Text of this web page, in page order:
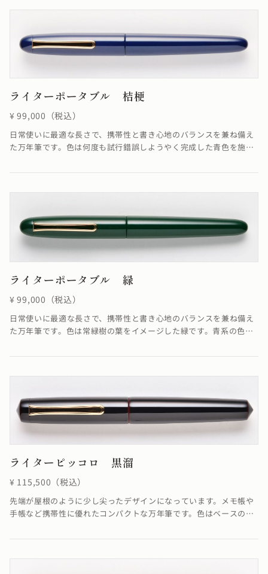
ライターポータブル 桔梗
¥ 99,000（税込）
日常使いに最適な長さで、携帯性と書き心地のバランスを兼ね備え
た万年筆です。色は何度も試行錯誤しようやく完成した青色を施し
青色を表現するのはかなり難しかったです。桔梗の花に例え名付け
ライターポータブル 緑
¥ 99,000（税込）
日常使いに最適な長さで、携帯性と書き心地のバランスを兼ね備え
た万年筆です。色は常緑樹の葉をイメージした緑です。青系の色の
た。緑色が美しく艶やかに輝く仕上がりになっています。
ライターピッコロ 黒溜
¥ 115,500（税込）
先端が屋根のように少し尖ったデザインになっています。メモ帳や
手帳など携帯性に優れたコンパクトな万年筆です。色はベースの朱
いが融合し優雅ともいえる雰囲気を醸し出した仕上がりになってい